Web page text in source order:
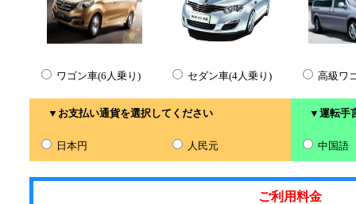
ワゴン車(6人乗り) セダン車(4人乗り) 高級ワ
▼お支払い通貨を選択してください ▼運転手
日本円 人民元 中国語
ご利用料金